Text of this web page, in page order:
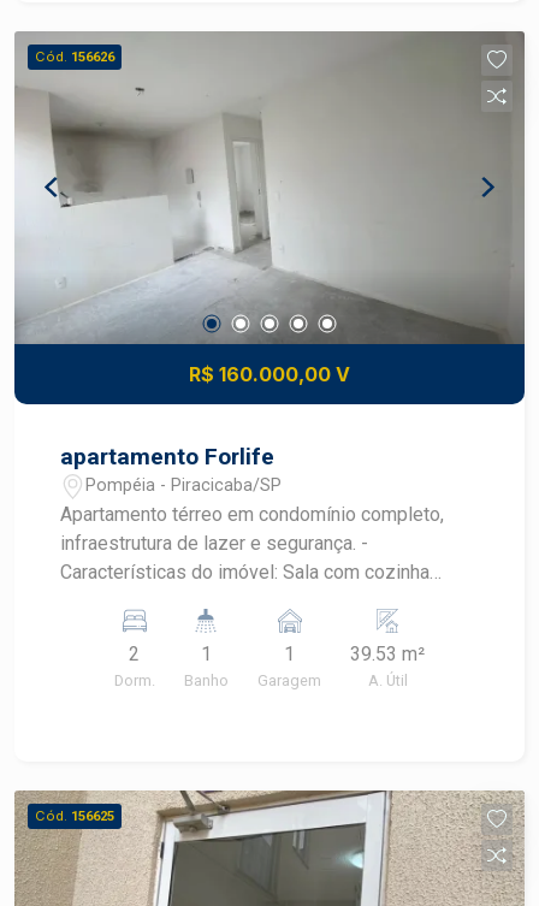
Cód. 156626
R$ 160.000,00 V
apartamento Forlife
Pompéia - Piracicaba/SP
Apartamento térreo em condomínio completo,
infraestrutura de lazer e segurança. -
Características do imóvel: Sala com cozinha
dormitórios -Sobre o condomínio: Portaria virtual
Vagas de estacionamento para visitantes Área de
lazer com playground, salão de festas, quadra
2
Dorm.
1
Banho
1
Garagem
39.53 m²
A. Útil
Cód. 156625